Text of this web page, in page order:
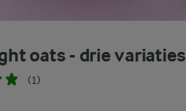
oats - drie variaties
(1)